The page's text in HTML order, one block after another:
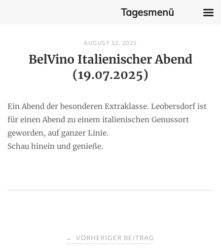
AUGUST 12, 2025
BelVino Italienischer Abend
(19.07.2025)
Ein Abend der besonderen Extraklasse. Leobersdorf ist
für einen Abend zu einem italienischen Genussort
geworden, auf ganzer Linie.
Schau hinein und genieße.
← VORHERIGER BEITRAG
Tagesmenü